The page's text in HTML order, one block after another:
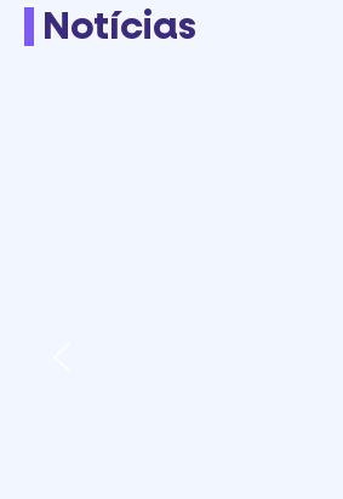
Notícias